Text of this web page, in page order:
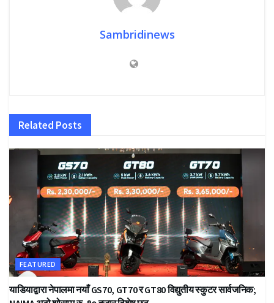
Sambridinews
Related Posts
FEATURED
याडियाद्वारा नेपालमा नयाँ GS70, GT70 र GT80 विद्युतीय स्कुटर सार्वजनिक;